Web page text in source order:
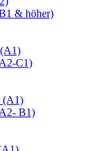
& höher)
C1)
(A1)
B1)